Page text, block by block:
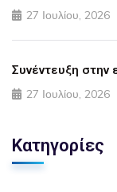
27 Ιουλίου, 2026
Συνέντευξη στην
27 Ιουλίου, 2026
Κατηγορίες